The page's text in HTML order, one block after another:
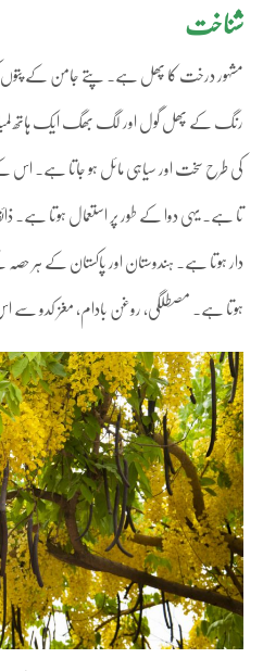
شناخت
مشہور درخت کا پھل ہے۔ پتے جامن کے
رنگ کے پھل گول اور لگ بھگ ایک ہاتھ لمبا
کی طرح سخت اور سیاہی مائل ہو جاتا ہے۔ اس کے
تا ہے۔ یہی دوا کے طور پر استعمال ہوتا ہے۔
دار ہوتا ہے۔ ہندوستان اور پاکستان کے ہر حصہ
ہوتا ہے۔ مصطلگی، روغن بادام، مغز کدو سے